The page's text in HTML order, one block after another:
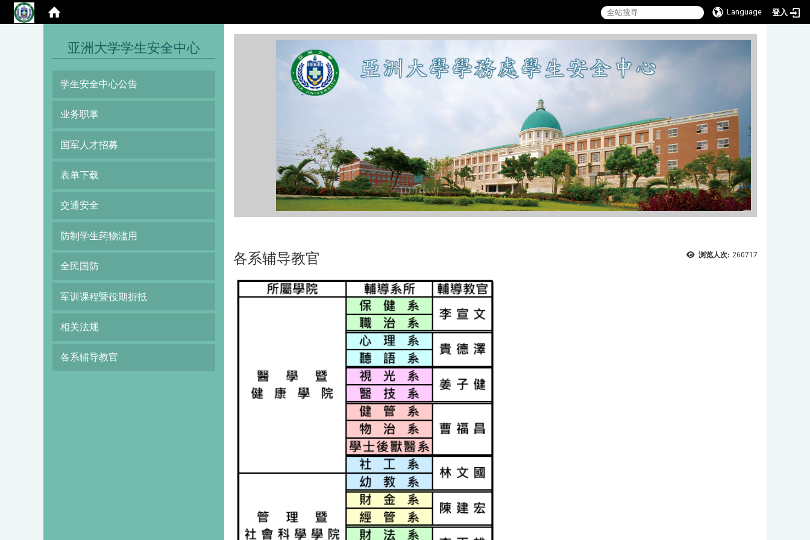
Language 登入
亚洲大学学生安全中心
学生安全中心公告
业务职掌
国军人才招募
表单下载
交通安全
防制学生药物滥用
全民国防
军训课程暨役期折抵
相关法规
各系辅导教官
浏览人次: 260717
各系辅导教官